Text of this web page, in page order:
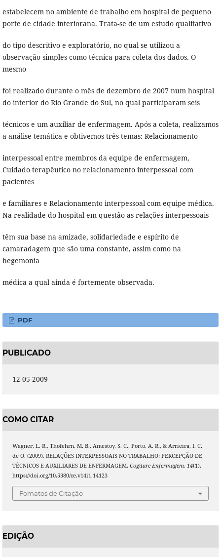
estabelecem no ambiente de trabalho em hospital de pequeno
porte de cidade interiorana. Trata-se de um estudo qualitativo
do tipo descritivo e exploratório, no qual se utilizou a
observação simples como técnica para coleta dos dados. O
mesmo
foi realizado durante o mês de dezembro de 2007 num hospital
do interior do Rio Grande do Sul, no qual participaram seis
técnicos e um auxiliar de enfermagem. Após a coleta, realizamos
a análise temática e obtivemos três temas: Relacionamento
interpessoal entre membros da equipe de enfermagem,
Cuidado terapêutico no relacionamento interpessoal com
pacientes
e familiares e Relacionamento interpessoal com equipe médica.
Na realidade do hospital em questão as relações interpessoais
têm sua base na amizade, solidariedade e espírito de
camaradagem que são uma constante, assim como na
hegemonia
médica a qual ainda é fortemente observada.
PDF
PUBLICADO
12-05-2009
COMO CITAR
Wagner, L. R., Thofehrn, M. B., Amestoy, S. C., Porto, A. R., & Arrieira, I. C.
de O. (2009). RELAÇÕES INTERPESSOAIS NO TRABALHO: PERCEPÇÃO DE
TÉCNICOS E AUXILIARES DE ENFERMAGEM. Cogitare Enfermagem, 14(1).
https://doi.org/10.5380/ce.v14i1.14123
Fomatos de Citação
EDIÇÃO